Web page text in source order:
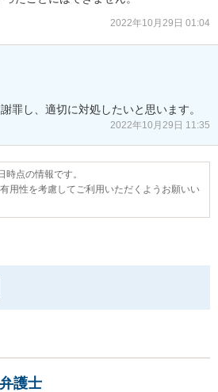
2022年10月29日 01:04
罪し、適切に対処したいと思います。
2022年10月29日 11:35
点の情報です。
用性を考慮してご利用いただくようお願いい
護士